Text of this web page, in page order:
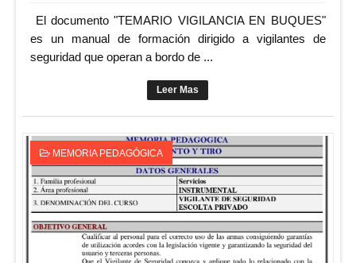
El documento "TEMARIO VIGILANCIA EN BUQUES"
es un manual de formación dirigido a vigilantes de
seguridad que operan a bordo de ...
Leer Mas
MEMORIA PEDAGÓGICA